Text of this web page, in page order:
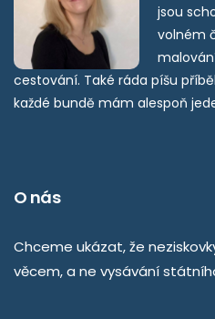
jsou
volném
cestování. Také ráda píšu
každé bundě mám alespoň
O nás
Chceme ukázat, že
věcem, a ne vysávání